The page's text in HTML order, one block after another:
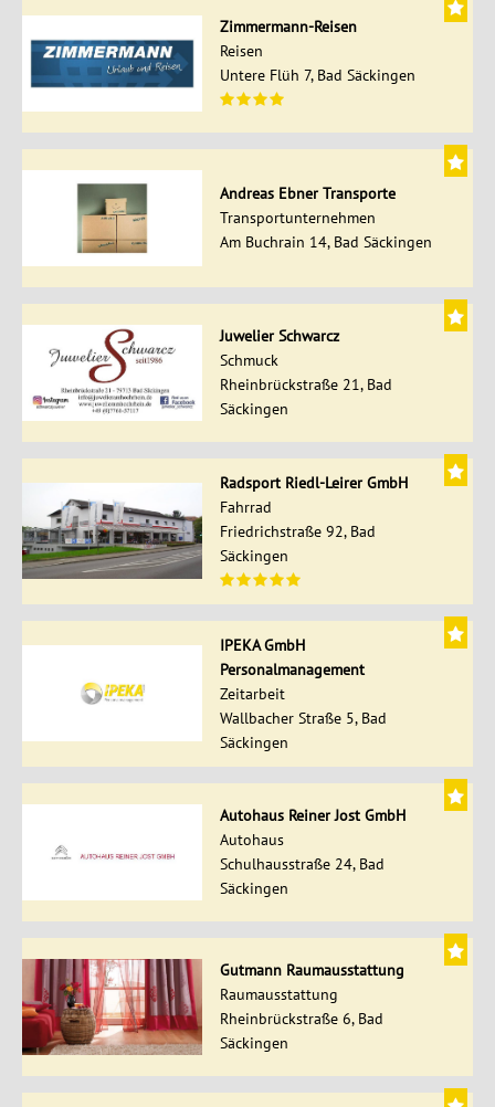
Zimmermann-Reisen
Reisen
Untere Flüh 7, Bad Säckingen
Andreas Ebner Transporte
Transportunternehmen
Am Buchrain 14, Bad Säckingen
Juwelier Schwarcz
Schmuck
Rheinbrückstraße 21, Bad
Säckingen
Radsport Riedl-Leirer GmbH
Fahrrad
Friedrichstraße 92, Bad
Säckingen
IPEKA GmbH
Personalmanagement
Zeitarbeit
Wallbacher Straße 5, Bad
Säckingen
Autohaus Reiner Jost GmbH
Autohaus
Schulhausstraße 24, Bad
Säckingen
Gutmann Raumausstattung
Raumausstattung
Rheinbrückstraße 6, Bad
Säckingen